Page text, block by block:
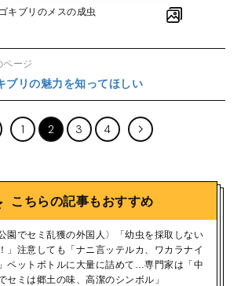
キブリのメスの成虫
ページ
ブリの魅力を知ってほしい
1 2 3 4
こちらの記事もおすすめ
公園でセミ乱獲の外国人〉「幼虫を採取しない
」注意しても「ナニ言ッテルカ、ワカラナイ
ペットボトルに大量に詰めて…専門家は「中
セミは郷土の味、高潔のシンボル」